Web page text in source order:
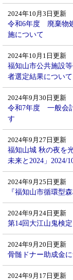
2024年10月3日更新
令和6年度 廃棄物
施について
2024年10月1日更新
福知山市公共施設
者選定結果について
2024年9月30日更新
令和7年度 一般会
す
2024年9月27日更新
福知山城 秋の夜を
未来と2024」2024/
2024年9月25日更新
『福知山市循環型
2024年9月24日更新
第14回大江山鬼検定
2024年9月20日更新
骨髄ドナー助成金
2024年9月17日更新